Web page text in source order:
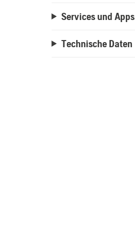
Services und Apps
Technische Daten